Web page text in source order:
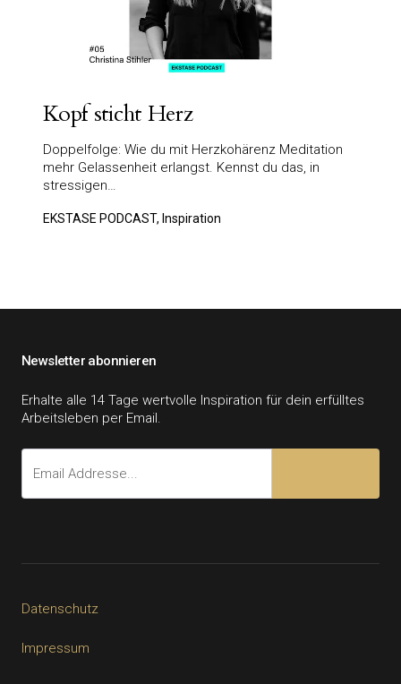
Kopf sticht Herz
Doppelfolge: Wie du mit Herzkohärenz Meditation
mehr Gelassenheit erlangst. Kennst du das, in
stressigen…
EKSTASE PODCAST, Inspiration
Newsletter abonnieren
Erhalte alle 14 Tage wertvolle Inspiration für dein erfülltes
Arbeitsleben per Email.
Datenschutz
Impressum